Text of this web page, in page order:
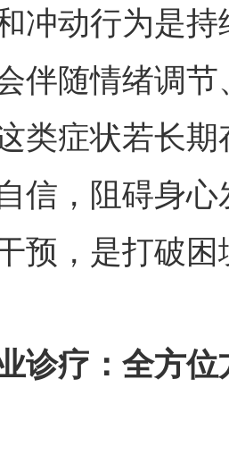
冲动行为是
伴随情绪调
类症状若长
信，阻碍身
预，是打破困
诊疗：全方